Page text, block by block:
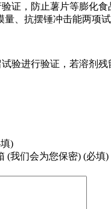
，防止薯片等膨化食
、抗摆锤冲击能两项
进行验证，若溶剂残
)
(我们会为您保密) (必填)